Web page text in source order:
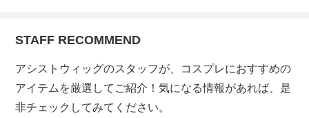
STAFF RECOMMEND
アシストウィッグのスタッフが、コスプレにおすすめの
アイテムを厳選してご紹介！気になる情報があれば、是
非チェックしてみてください。